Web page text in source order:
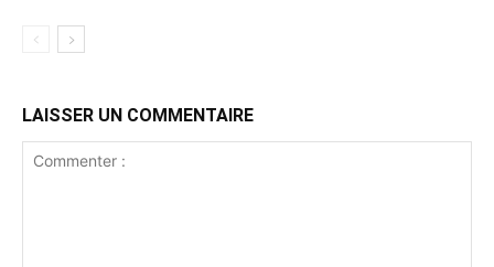
LAISSER UN COMMENTAIRE